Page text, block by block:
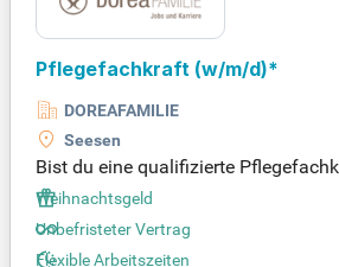
Pflegefachkraft (w/m/d)*
DOREAFAMILIE
Seesen
Bist du eine qualifizierte
ltenpfleger/in oder Gesundheits- und
er/in? Wir suchen Menschen mit
nd einer Leidenschaft für
Weihnachtsgeld
Unbefristeter Vertrag
Flexible Arbeitszeiten